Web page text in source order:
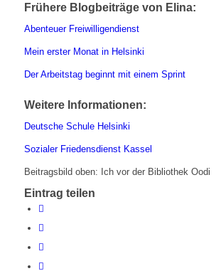
Frühere Blogbeiträge von Elina:
Abenteuer Freiwilligendienst
Mein erster Monat in Helsinki
Der Arbeitstag beginnt mit einem Sprint
Weitere Informationen:
Deutsche Schule Helsinki
Sozialer Friedensdienst Kassel
Beitragsbild oben: Ich vor der Bibliothek Oodi
Eintrag teilen